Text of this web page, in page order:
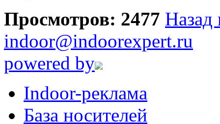
Просмотров: 2477 Назад
indoor@indoorexpert.ru
powered by
Indoor-реклама
База носителей